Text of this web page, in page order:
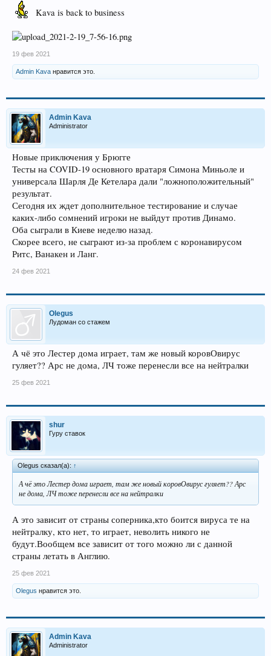
Kava is back to business
19 фев 2021
Admin Kava нравится это.
Admin Kava
Administrator
Новые приключения у Брюгге
Тесты на COVID-19 основного вратаря Симона Миньоле и
универсала Шарля Де Кетелара дали "ложноположительный"
результат.
Сегодня их ждет дополнительное тестирование и случае
каких-либо сомнений игроки не выйдут против Динамо.
Оба сыграли в Киеве неделю назад.
Скорее всего, не сыграют из-за проблем с коронавирусом
Ритс, Ванакен и Ланг.
24 фев 2021
Olegus
Лудоман со стажем
А чё это Лестер дома играет, там же новый коровОвирус
гуляет?? Арс не дома, ЛЧ тоже перенесли все на нейтралки
25 фев 2021
shur
Гуру ставок
Olegus сказал(а): ↑
А чё это Лестер дома играет, там же новый коровОвирус гуляет?? Арс
не дома, ЛЧ тоже перенесли все на нейтралки
А это зависит от страны соперника,кто боится вируса те на
нейтралку, кто нет, то играет, неволить никого не
будут.Вообщем все зависит от того можно ли с данной
страны летать в Англию.
25 фев 2021
Olegus нравится это.
Admin Kava
Administrator